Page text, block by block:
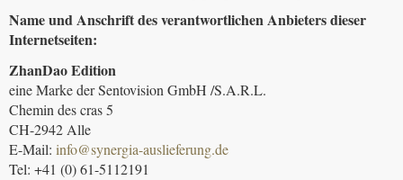
Name und Anschrift des verantwortlichen Anbieters dieser
Internetseiten:
ZhanDao Edition
eine Marke der Sentovision GmbH /S.A.R.L.
Chemin des cras 5
CH-2942 Alle
E-Mail: info@synergia-auslieferung.de
Tel: +41 (0) 61-5112191